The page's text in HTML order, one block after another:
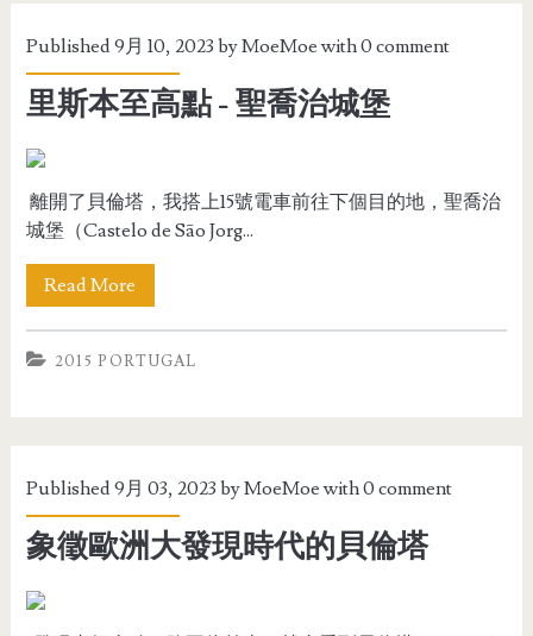
Published 9月 10, 2023 byMoeMoewith0 comment
里斯本至高點 - 聖喬治城堡
離開了貝倫塔，我搭上15號電車前往下個目的地，聖喬治
城堡（Castelo de São Jorg...
Read More
2015 PORTUGAL
Published 9月 03, 2023 byMoeMoewith0 comment
象徵歐洲大發現時代的貝倫塔